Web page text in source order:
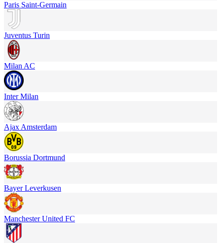
Paris Saint-Germain
Juventus Turin
Milan AC
Inter Milan
Ajax Amsterdam
Borussia Dortmund
Bayer Leverkusen
Manchester United FC